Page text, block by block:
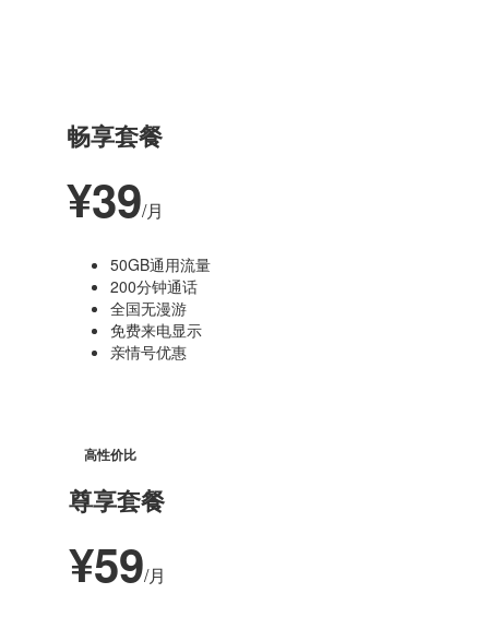
畅享套餐
¥39/月
50GB通用流量
200分钟通话
全国无漫游
免费来电显示
亲情号优惠
高性价比
尊享套餐
¥59/月